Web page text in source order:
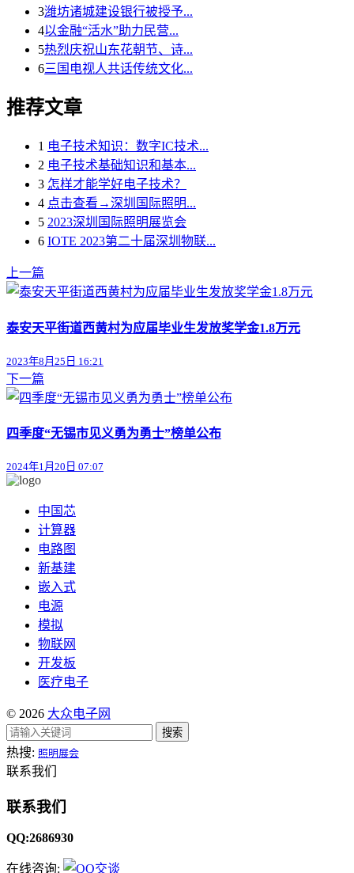
3潍坊诸城建设银行被授予...
4以金融“活水”助力民营...
5热烈庆祝山东花朝节、诗...
6三国电视人共话传统文化...
推荐文章
1 电子技术知识：数字IC技术...
2 电子技术基础知识和基本...
3 怎样才能学好电子技术？
4 点击查看→深圳国际照明...
5 2023深圳国际照明展览会
6 IOTE 2023第二十届深圳物联...
上一篇
泰安天平街道西黄村为应届毕业生发放奖学金1.8万元
2023年8月25日 16:21
下一篇
四季度“无锡市见义勇为勇士”榜单公布
2024年1月20日 07:07
中国芯
计算器
电路图
新基建
嵌入式
电源
模拟
物联网
开发板
医疗电子
© 2026 大众电子网
搜索
热搜: 照明展会
联系我们
联系我们
QQ:2686930
在线咨询: